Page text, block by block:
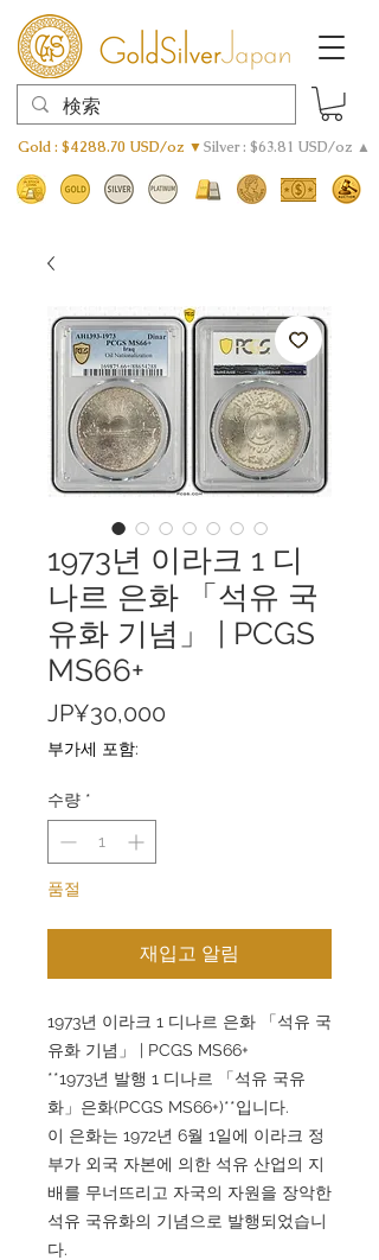
Gold : $4288.70 USD/oz ▼Silver : $63.81 USD/oz ▲
1973년 이라크 1 디
나르 은화 「석유 국
유화 기념」 | PCGS
MS66+
JP¥30,000
부가세 포함:
수량 *
품절
재입고 알림
1973년 이라크 1 디나르 은화 「석유 국
유화 기념」 | PCGS MS66+
**1973년 발행 1 디나르 「석유 국유
화」은화(PCGS MS66+)**입니다.
이 은화는 1972년 6월 1일에 이라크 정
부가 외국 자본에 의한 석유 산업의 지
배를 무너뜨리고 자국의 자원을 장악한
석유 국유화의 기념으로 발행되었습니
다.